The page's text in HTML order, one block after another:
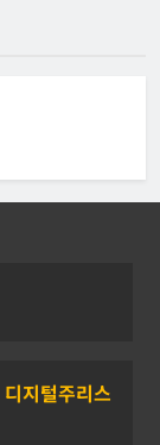
디지털주리스